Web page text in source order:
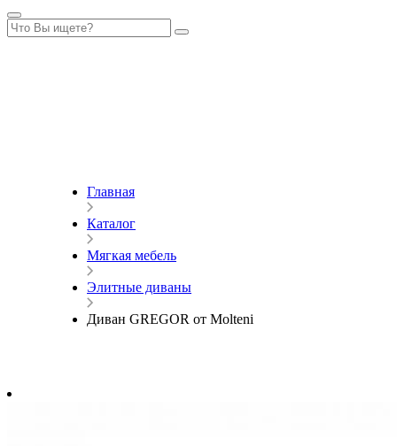
Главная
Каталог
Мягкая мебель
Элитные диваны
Диван GREGOR от Molteni